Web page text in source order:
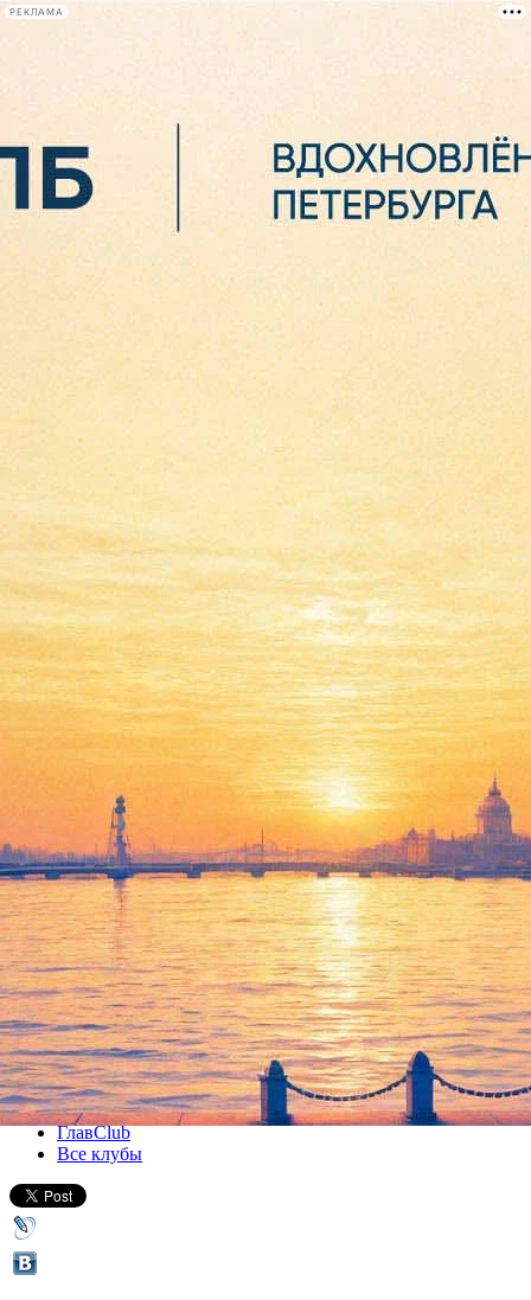
РЕКЛАМА
Сегодня:
Чиж & Ко
28 января 2012, суббота,20.00
Версия для печати
Все концерты
ГлавClub
Все клубы